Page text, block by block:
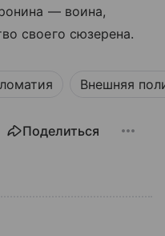
— воина,
своего сюзерена.
Внешняя
Поделиться